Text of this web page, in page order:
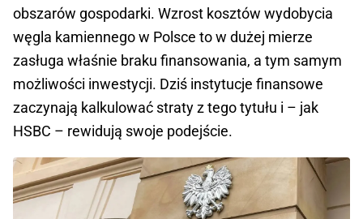
obszarów gospodarki. Wzrost kosztów wydobycia
węgla kamiennego w Polsce to w dużej mierze
zasługa właśnie braku finansowania, a tym samym
możliwości inwestycji. Dziś instytucje finansowe
zaczynają kalkulować straty z tego tytułu i – jak
HSBC – rewidują swoje podejście.